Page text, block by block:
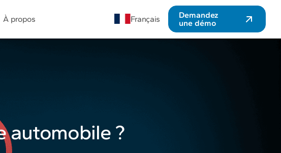
À propos Français
Demandez
une démo
automobile ?